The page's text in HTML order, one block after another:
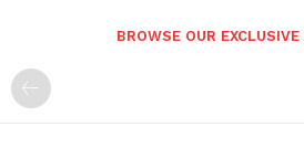
BROWSE OUR